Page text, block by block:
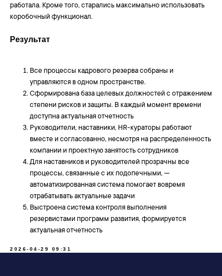
работала. Кроме того, старались максимально использовать
коробочный функционал.
Результат
Все процессы кадрового резерва собраны и
управляются в одном пространстве.
Сформирована база целевых должностей с отражением
степени рисков и защиты. В каждый момент времени
доступна актуальная отчетность
Руководители, наставники, HR-кураторы работают
вместе и согласованно, несмотря на распределенность
компании и проектную занятость сотрудников
Для наставников и руководителей прозрачны все
процессы, связанные с их подопечными, —
автоматизированная система помогает вовремя
отрабатывать актуальные задачи
Выстроена система контроля выполнения
резервистами программ развития, формируется
актуальная отчетность
2026-04-29 09:31